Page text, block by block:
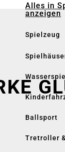
Alles in
anzeigen
Spielzeug
Ballsport
Tretroller